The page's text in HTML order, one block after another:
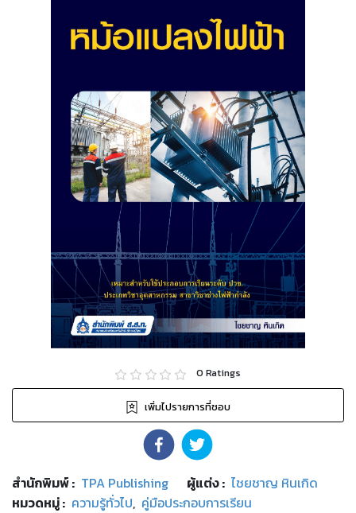
0 Ratings
เพิ่มไปรายการที่ชอบ
สำนักพิมพ์: TPA Publishing ผู้แต่ง : ไชยชาญ หินเกิด
หมวดหมู่: ความรู้ทั่วไป, คู่มือประกอบการเรียน